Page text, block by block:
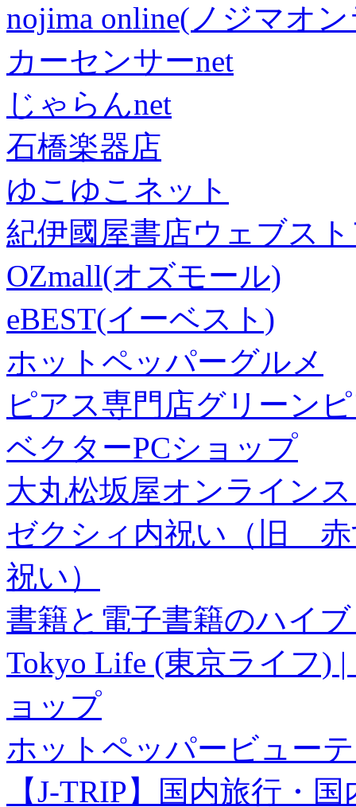
nojima online(ノジマオ
カーセンサーnet
じゃらんnet
石橋楽器店
ゆこゆこネット
紀伊國屋書店ウェブス
OZmall(オズモール)
eBEST(イーベスト)
ホットペッパーグルメ
ピアス専門店グリーン
ベクターPCショップ
大丸松坂屋オンライン
ゼクシィ内祝い（旧 赤
祝い）
書籍と電子書籍のハイ
Tokyo Life (東京ライフ)
ョップ
ホットペッパービュー
【J-TRIP】国内旅行・